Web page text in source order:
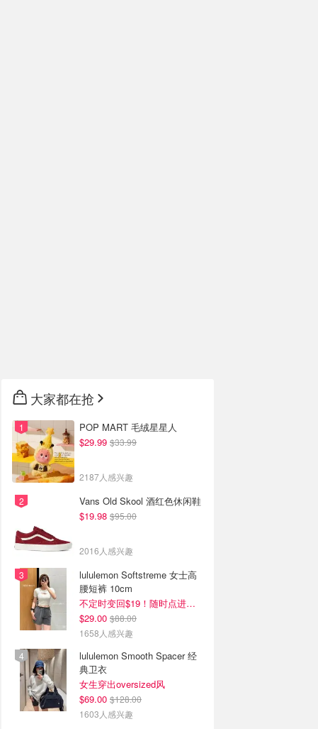
大家都在抢
POP MART 毛绒星星人
$29.99 $33.99
2187人感兴趣
Vans Old Skool 酒红色休闲鞋
$19.98 $95.00
2016人感兴趣
lululemon Softstreme 女士高
腰短裤 10cm
不定时变回$19！随时点进来看
$29.00 $88.00
1658人感兴趣
lululemon Smooth Spacer 经
典卫衣
女生穿出oversized风
$69.00 $128.00
1603人感兴趣